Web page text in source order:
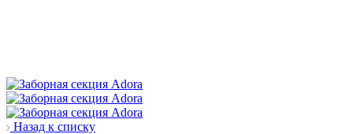
Назад к списку